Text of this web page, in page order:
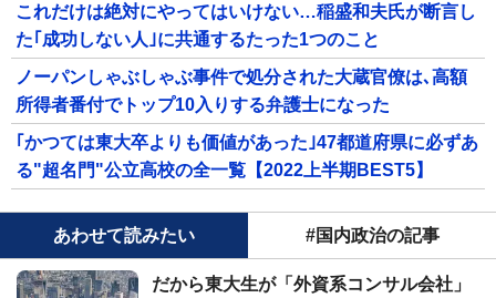
これだけは絶対にやってはいけない…稲盛和夫氏が断言し
た｢成功しない人｣に共通するたった1つのこと
ノーパンしゃぶしゃぶ事件で処分された大蔵官僚は､高額
所得者番付でトップ10入りする弁護士になった
｢かつては東大卒よりも価値があった｣47都道府県に必ずあ
る"超名門"公立高校の全一覧【2022上半期BEST5】
あわせて読みたい #国内政治の記事
だから東大生が「外資系コンサル会社」